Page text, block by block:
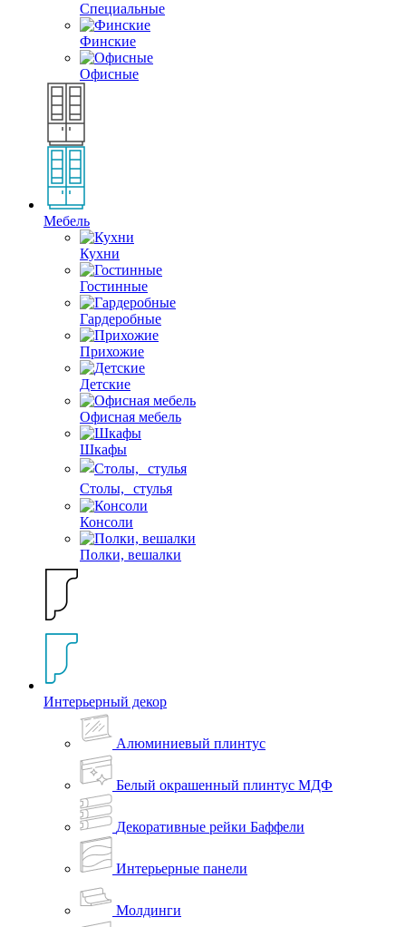
Специальные
Финские
Офисные
Мебель
Кухни
Гостинные
Гардеробные
Прихожие
Детские
Офисная мебель
Шкафы
Столы, стулья
Консоли
Полки, вешалки
Интерьерный декор
Алюминиевый плинтус
Белый окрашенный плинтус МДФ
Декоративные рейки Баффели
Интерьерные панели
Молдинги